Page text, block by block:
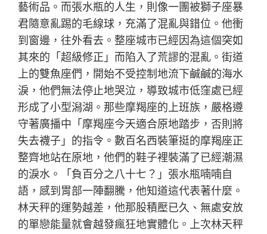
藝術品。而張水瓶的人生，則像一團被獅子座暴
君隨意亂踢的毛線球，充滿了混亂與錯位。他衝
到窗邊，往外看去。整座城市已經因為這個突如
其來的「超級修正」而陷入了荒謬的混亂。街道
上的雙魚座們，開始不受控制地流下鹹鹹的海水
淚，他們無法停止地哭泣，導致城市低窪處已經
形成了小型潟湖。那些摩羯座的上班族，嚴格遵
守著廣播中「摩羯座今天適合原地踏步，否則將
失去襪子」的指令。數百名西裝筆挺的摩羯座正
整齊地站在原地，他們的鞋子裡裝滿了已經潮濕
的淚水。「負百分之八十七？」張水瓶喃喃自
語，感到胃部一陣翻騰，他知道這代表著什麼。
林天秤的運勢越差，他那股積壓已久、無處安放
的單戀能量就會越發瘋狂地實體化。上次林天秤